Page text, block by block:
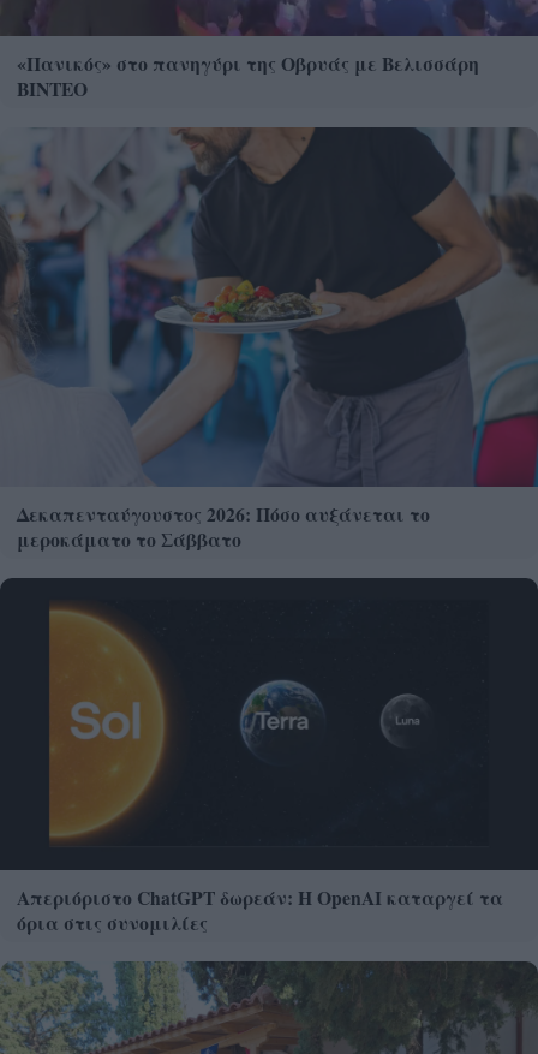
«Πανικός» στο πανηγύρι της Οβρυάς με Βελισσάρη
ΒΙΝΤΕΟ
Δεκαπενταύγουστος 2026: Πόσο αυξάνεται το
μεροκάματο το Σάββατο
Απεριόριστο ChatGPT δωρεάν: Η OpenAI καταργεί τα
όρια στις συνομιλίες